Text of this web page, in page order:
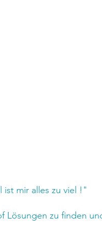
ist mir alles zu viel !"
Lösungen zu finden